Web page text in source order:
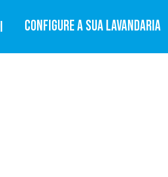
CONFIGURE A SUA LAVANDARIA